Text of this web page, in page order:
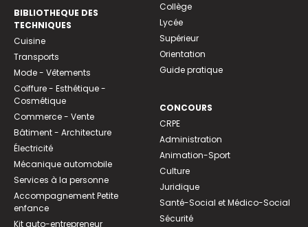
BIBLIOTHEQUE DES
TECHNIQUES
Cuisine
Transports
Mode - Vêtements
Coiffure - Esthétique -
Cosmétique
Commerce - Vente
Bâtiment - Architecture
Électricité
Mécanique automobile
Services à la personne
Accompagnement Petite
enfance
Kit auto-entrepreneur
Collège
Lycée
Supérieur
Orientation
Guide pratique
CONCOURS
CRPE
Administration
Animation-Sport
Culture
Juridique
Santé-Social et Médico-Social
Sécurité